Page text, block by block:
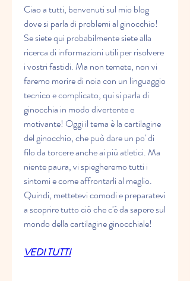
Ciao a tutti, benvenuti sul mio blog
dove si parla di problemi al ginocchio!
Se siete qui probabilmente siete alla
ricerca di informazioni utili per risolvere
i vostri fastidi. Ma non temete, non vi
faremo morire di noia con un linguaggio
tecnico e complicato, qui si parla di
ginocchia in modo divertente e
motivante! Oggi il tema è la cartilagine
del ginocchio, che può dare un po' di
filo da torcere anche ai più atletici. Ma
niente paura, vi spiegheremo tutti i
sintomi e come affrontarli al meglio.
Quindi, mettetevi comodi e preparatevi
a scoprire tutto ciò che c'è da sapere sul
mondo della cartilagine ginocchiale!
VEDI TUTTI